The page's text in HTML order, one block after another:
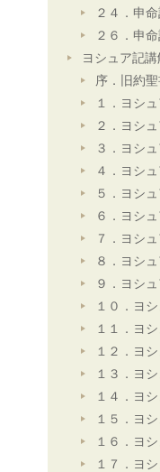
２４．申
２６．申
ヨシュア記講
序．旧約
１．ヨシ
２．ヨシ
３．ヨシ
４．ヨシ
５．ヨシ
６．ヨシ
７．ヨシ
８．ヨシ
９．ヨシ
１０．ヨ
１１．ヨ
１２．ヨ
１３．ヨ
１４．ヨ
１５．ヨ
１６．ヨ
１７．ヨ